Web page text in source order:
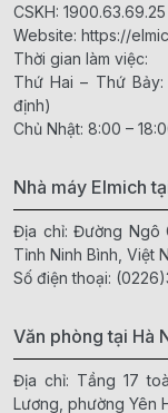
CSKH: 1900.63.69.25
Website: https://
Thời gian làm việc:
Thứ Hai – Thứ
định)
Chủ Nhật: 8:00 –
Nhà máy Elmich
Địa chỉ: Đường Ngô
Tỉnh Ninh Bình, Việt
Số điện thoại:
Văn phòng tại Hà
Địa chỉ: Tầng 17
Lương, phường Yên